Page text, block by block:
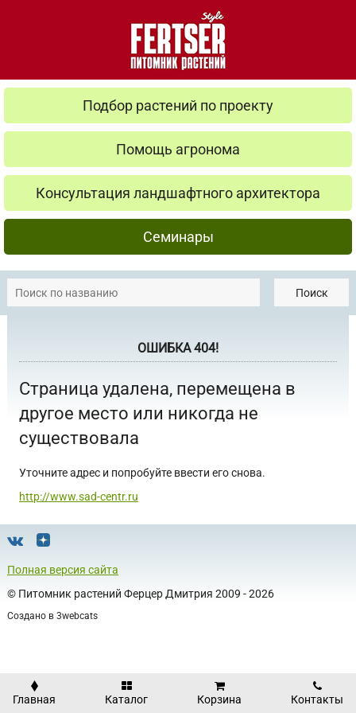
Подбор растений по проекту
Помощь агронома
Консультация ландшафтного архитектора
Семинары
Поиск
ОШИБКА 404!
Страница удалена, перемещена в
другое место или никогда не
существовала
Уточните адрес и попробуйте ввести его снова.
http://www.sad-centr.ru
Полная версия сайта
© Питомник растений Ферцер Дмитрия 2009 - 2026
Создано в 3webcats
Главная Каталог Корзина Контакты